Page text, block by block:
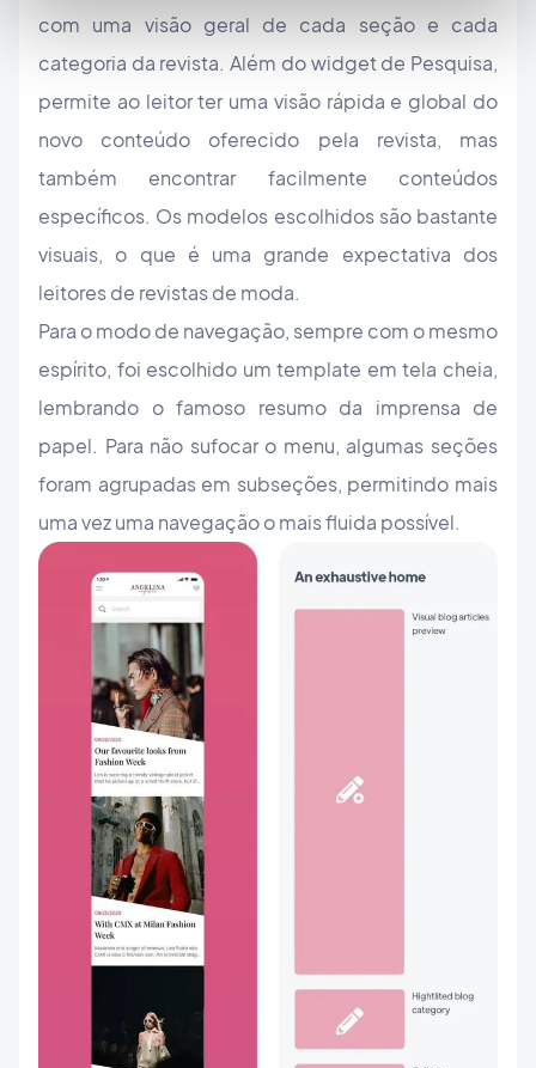
com uma visão geral de cada seção e cada
categoria da revista. Além do widget de Pesquisa,
permite ao leitor ter uma visão rápida e global do
novo conteúdo oferecido pela revista, mas
também encontrar facilmente conteúdos
específicos. Os modelos escolhidos são bastante
visuais, o que é uma grande expectativa dos
leitores de revistas de moda.
Para o modo de navegação, sempre com o mesmo
espírito, foi escolhido um template em tela cheia,
lembrando o famoso resumo da imprensa de
papel. Para não sufocar o menu, algumas seções
foram agrupadas em subseções, permitindo mais
uma vez uma navegação o mais fluida possível.